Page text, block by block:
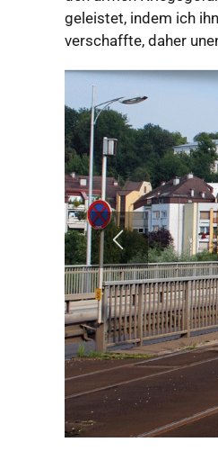
geleistet, indem ich
verschaffte, daher